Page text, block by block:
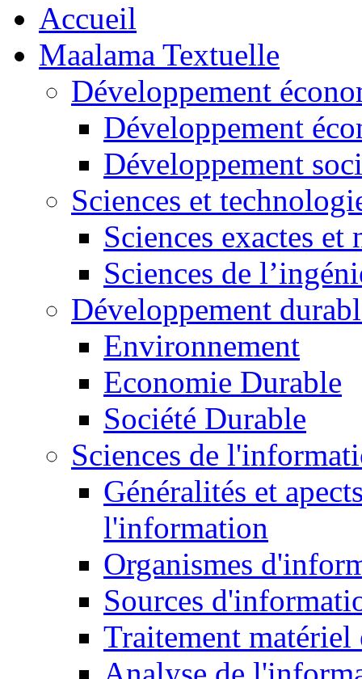
Accueil
Maalama Textuelle
Développement
Développement
Développement
Sciences et
Sciences exactes et
Sciences de
Développement
Environnement
Economie Durable
Société Durable
Sciences de
Généralités et
l'information
Organismes
Sources
Traitement matériel